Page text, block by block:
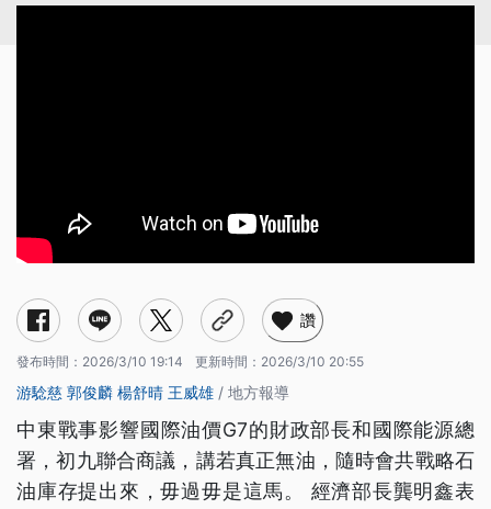
讚
發布時間： 2026/3/10 19:14 更新時間： 2026/3/10 20:55
游騐慈 郭俊麟 楊舒晴 王威雄 / 地方報導
中東戰事影響國際油價G7的財政部長和國際能源總
署，初九聯合商議，講若真正無油，隨時會共戰略石
油庫存提出來，毋過毋是這馬。 經濟部長龔明鑫表